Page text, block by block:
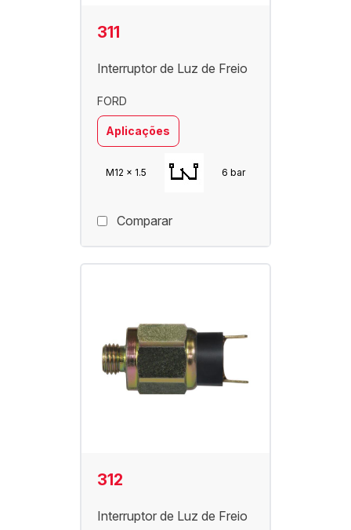
311
Interruptor de Luz de Freio
FORD
Aplicações
M12 x 1.5 6 bar
Comparar
312
Interruptor de Luz de Freio